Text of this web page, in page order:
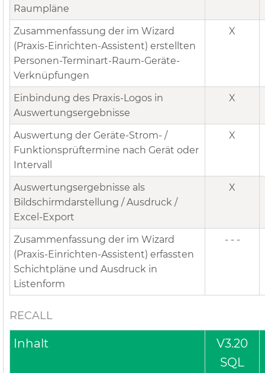
Raumpläne
Zusammenfassung der im Wizard
(Praxis-Einrichten-Assistent) erstellten
Personen-Terminart-Raum-Geräte-
Verknüpfungen
X
Einbindung des Praxis-Logos in
Auswertungsergebnisse
X
Auswertung der Geräte-Strom- /
Funktionsprüftermine nach Gerät oder
Intervall
X
Auswertungsergebnisse als
Bildschirmdarstellung / Ausdruck /
Excel-Export
X
Zusammenfassung der im Wizard
(Praxis-Einrichten-Assistent) erfassten
Schichtpläne und Ausdruck in
Listenform
- - -
RECALL
Inhalt
V3.20
SQL